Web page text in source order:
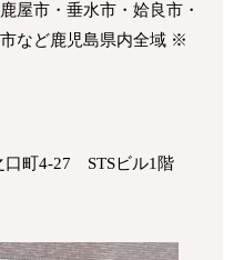
屋市・垂水市・姶良市・
など鹿児島県内全域 ※
口町4-27 STSビル1階